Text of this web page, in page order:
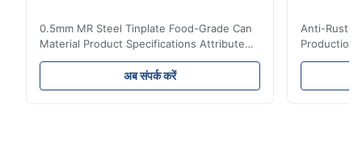
0.5mm MR Steel Tinplate Food-Grade Can
Material Product Specifications Attribute
Value Product Name 0.5mm MR Steel
Tinplate Food-Grade Can Material Material
MR, SPCC, prime Tinplate / TFS Tin Coating
अब संपर्क करें
Anti-Rust
Production
Value
MR, SPCC,